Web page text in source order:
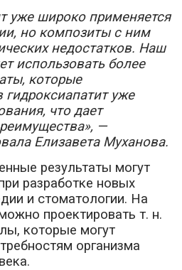
уже широко применяется
но композиты с ним
недостатков. Наш
использовать более
которые
уже
что дает
—
Елизавета Муханова.
результаты могут
разработке новых
и стоматологии. На
проектировать т. н.
которые могут
организма